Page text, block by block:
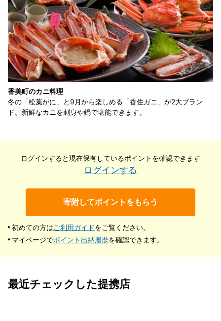
香美町のカニ料理
冬の「松葉がに」と9月から楽しめる「香住ガニ」が2大ブラン
ド。新鮮なカニを刺身や鍋で堪能できます。
ログインすると現在保有しているポイントを確認できます
ログインする
寄附してポイントをもらう
初めての方はご利用ガイドをご覧ください。
マイページでポイント出納履歴を確認できます。
最近チェックした提携店